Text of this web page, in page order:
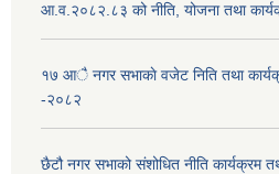
आ.व.२०८२.८३ को नीति, योजना तथा
१७ आै नगर सभाकाे वजेट निति तथा
-२०८२
छैटौ नगर सभाको संशोधित नीति कार्यक्रम